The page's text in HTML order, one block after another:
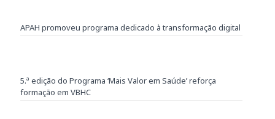
APAH promoveu programa dedicado à transformação digital
5.ª edição do Programa ‘Mais Valor em Saúde’ reforça
formação em VBHC